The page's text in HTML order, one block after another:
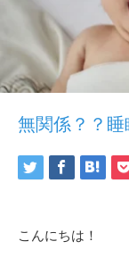
無関係？？睡
こんにちは！